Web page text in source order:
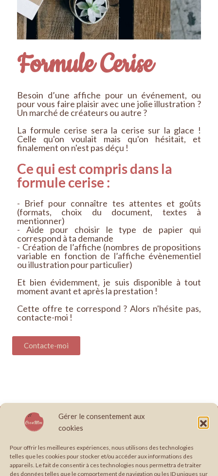
Gérer le consentement aux
cookies
Pour offrir les meilleures expériences, nous utilisons des technologies
telles que les cookies pour stocker et/ou accéder aux informations des
appareils. Le fait de consentir à ces technologies nous permettra de traiter
des données telles que le comportement de navigation ou les ID uniques sur
Formule Cerise
Besoin d’une affiche pour un événement, ou
pour vous faire plaisir avec une jolie illustration ?
Un marché de créateurs ou autre ?
La formule cerise sera la cerise sur la glace !
Celle qu'on voulait mais qu'on hésitait, et
finalement on n'est pas déçu !
Ce qui est compris dans la
formule cerise :
- Brief pour connaître tes attentes et goûts
(formats, choix du document, textes à
mentionner)
- Aide pour choisir le type de papier qui
correspond à ta demande
- Création de l’affiche (nombres de propositions
variable en fonction de l’affiche évènementiel
ou illustration pour particulier)
Et bien évidemment, je suis disponible à tout
moment avant et après la prestation !
Cette offre te correspond ? Alors n'hésite pas,
contacte-moi !
Contacte-moi
À propos
Édition : Formule cerise
Édition : Formule pistache
Envie de travailler avec moi ?
Graphisme
Graphisme : Formule coco
Graphisme : Formule framboise
Mentions légales Mes Services